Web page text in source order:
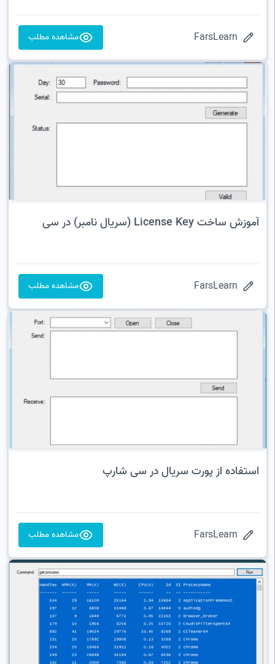
FarsLearn مشاهده مطلب
آموزش ساخت License Key (سریال نامبر) در سی
FarsLearn مشاهده مطلب
استفاده از پورت سریال در سی شارپ
FarsLearn مشاهده مطلب